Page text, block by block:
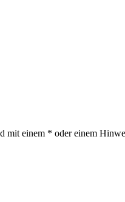
mit einem * oder einem